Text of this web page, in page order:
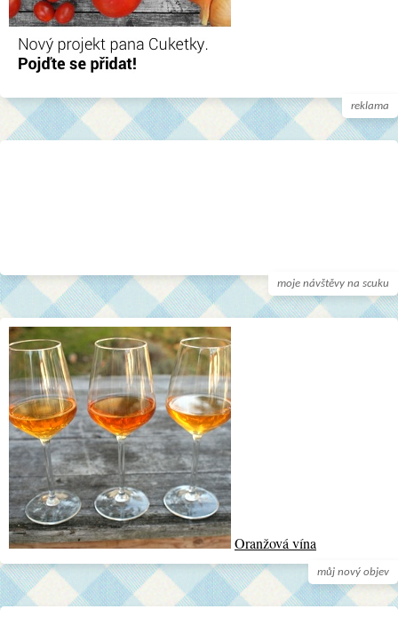
reklama
moje návštěvy na scuku
můj nový objev
Oranžová vína